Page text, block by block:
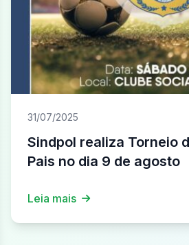
31/07/2025
Sindpol realiza Torneio
Pais no dia 9 de agosto
Leia mais